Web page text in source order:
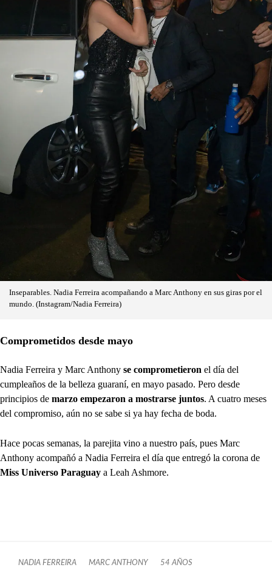
Inseparables. Nadia Ferreira acompañando a Marc Anthony en sus giras por el
mundo. (Instagram/Nadia Ferreira)
Comprometidos desde mayo
Nadia Ferreira y Marc Anthony se comprometieron el día del
cumpleaños de la belleza guaraní, en mayo pasado. Pero desde
principios de marzo empezaron a mostrarse juntos. A cuatro meses
del compromiso, aún no se sabe si ya hay fecha de boda.
Hace pocas semanas, la parejita vino a nuestro país, pues Marc
Anthony acompañó a Nadia Ferreira el día que entregó la corona de
Miss Universo Paraguay a Leah Ashmore.
NADIA FERREIRA MARC ANTHONY 54 AÑOS